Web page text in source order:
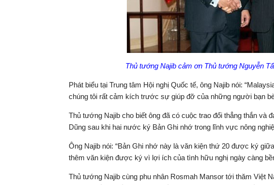
Thủ tướng Najib cảm ơn Thủ tướng Nguyễn
Phát biểu tại Trung tâm Hội nghị Quốc tế, ông Najib nói:
chúng tôi rất cảm kích trước sự giúp đỡ của những người bạn
Thủ tướng Najib cho biết ông đã có cuộc trao đổi thẳng thắn và
Dũng sau khi hai nước ký Bản Ghi nhớ trong lĩnh vực nông
Ông Najib nói: “Bản Ghi nhớ này là văn kiện thứ 20 được ký
thêm văn kiện được ký vì lợi ích của tình hữu nghị ngày càng
Thủ tướng Najib cùng phu nhân Rosmah Mansor tới thăm Việt